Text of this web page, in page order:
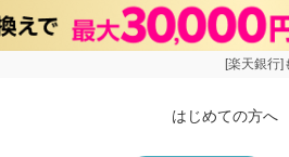
[楽天銀行]
はじめての方へ